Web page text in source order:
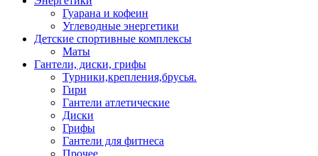
Гуарана и кофеин
Углеводные энергетики
Детские спортивные комплексы
Маты
Гантели, диски, грифы
Турники,крепления,брусья.
Гири
Гантели атлетические
Диски
Грифы
Гантели для фитнеса
Прочее